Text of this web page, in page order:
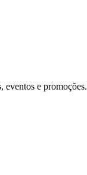
eventos e promoções.